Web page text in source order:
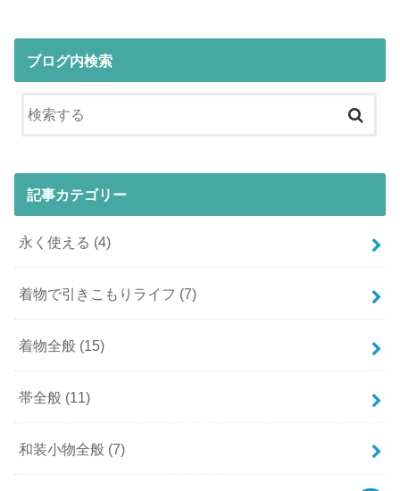
ブログ内検索
記事カテゴリー
永く使える (4)
着物で引きこもりライフ (7)
着物全般 (15)
帯全般 (11)
和装小物全般 (7)